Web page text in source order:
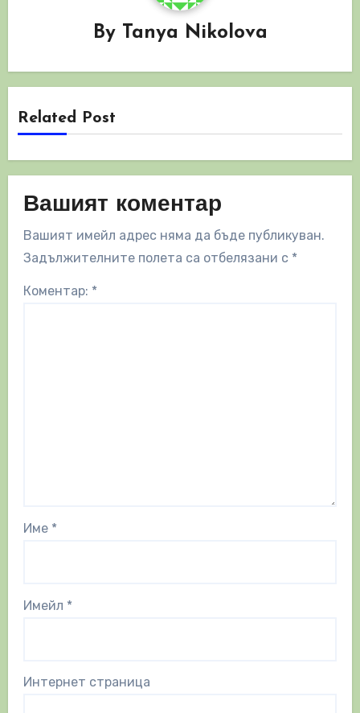
By Tanya Nikolova
Related Post
Вашият коментар
Вашият имейл адрес няма да бъде публикуван.
Задължителните полета са отбелязани с *
Коментар: *
Име *
Имейл *
Интернет страница